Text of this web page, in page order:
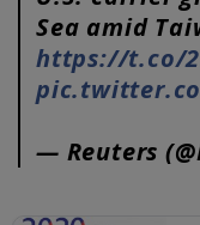
Sea amid
https://t.co/
— Reuters